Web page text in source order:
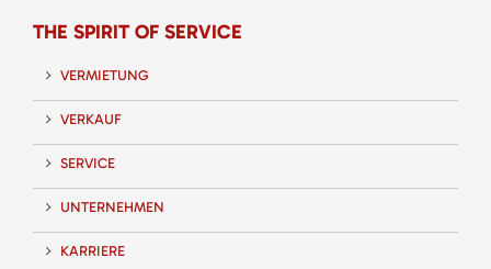
THE SPIRIT OF SERVICE
VERMIETUNG
VERKAUF
SERVICE
UNTERNEHMEN
KARRIERE